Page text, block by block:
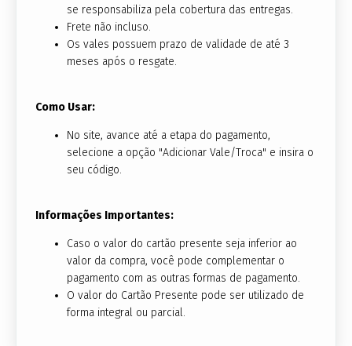
se responsabiliza pela cobertura das entregas.
Frete não incluso.
Os vales possuem prazo de validade de até 3
meses após o resgate.
Como Usar:
No site, avance até a etapa do pagamento,
selecione a opção "Adicionar Vale/Troca" e insira o
seu código.
Informações Importantes:
Caso o valor do cartão presente seja inferior ao
valor da compra, você pode complementar o
pagamento com as outras formas de pagamento.
O valor do Cartão Presente pode ser utilizado de
forma integral ou parcial.